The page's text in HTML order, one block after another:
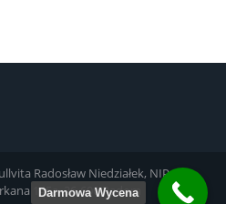
Radosław Niedziałek, NIP 948-
145a, 26-600 Radom
Darmowa Wycena